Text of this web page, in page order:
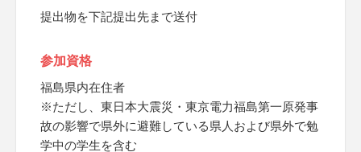
提出物を下記提出先まで送付
参加資格
福島県内在住者
※ただし、東日本大震災・東京電力福島第一原発事
故の影響で県外に避難している県人および県外で勉
学中の学生を含む